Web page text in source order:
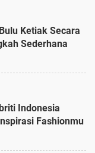
Ketiak Secara
Sederhana
Indonesia
Fashionmu